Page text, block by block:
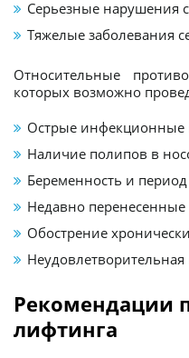
Серьезные нарушения
Тяжелые заболевания
Относительные
которых возможно
Острые инфекционные
Наличие полипов в
Беременность и
Недавно
Обострение
Неудовлетворительная
Рекомендации
лифтинга